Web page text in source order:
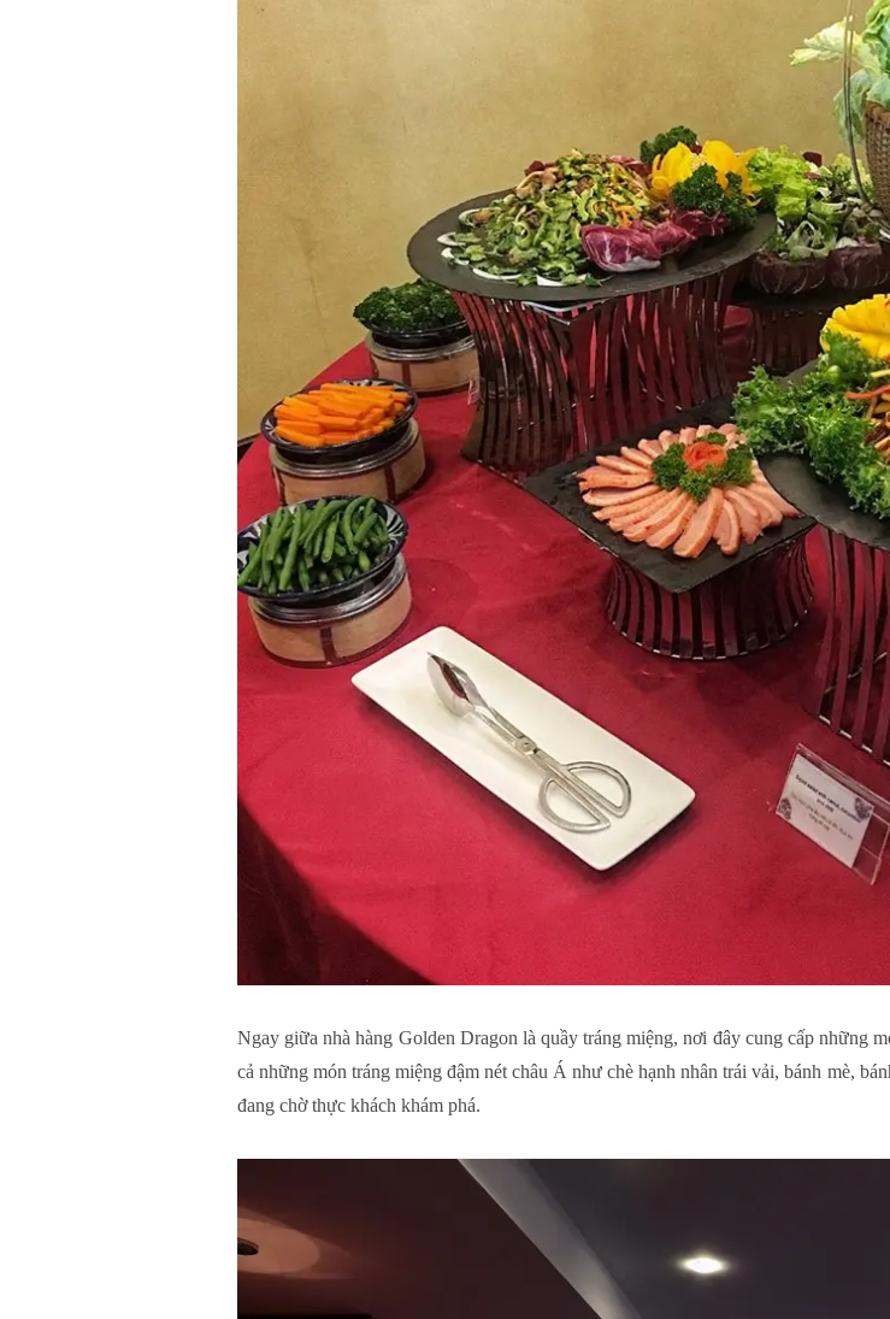
Ngay giữa nhà hàng Golden Dragon là quầy tráng miệng, nơi đây cung cấp những
cả những món tráng miệng đậm nét châu Á như chè hạnh nhân trái vải, bánh mè,
đang chờ thực khách khám phá.